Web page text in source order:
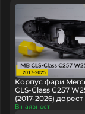
Корпус фари
CLS-Class C257
(2017-2026)
В наявності